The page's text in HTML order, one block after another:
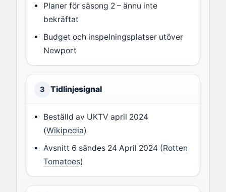
Planer för säsong 2 – ännu inte
bekräftat
Budget och inspelningsplatser utöver
Newport
3 Tidlinjesignal
Beställd av UKTV april 2024
(Wikipedia)
Avsnitt 6 sändes 24 April 2024 (Rotten
Tomatoes)